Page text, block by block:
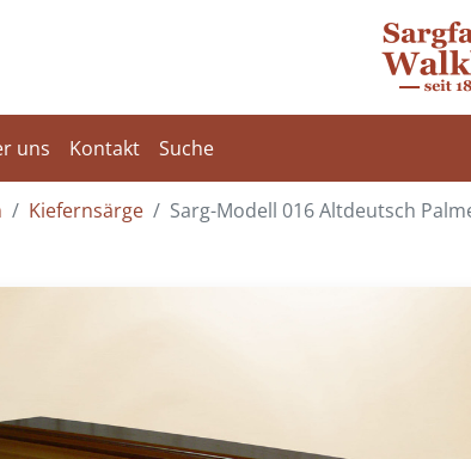
uns Kontakt Suche
Kiefernsärge Sarg-Modell 016 Altdeutsch